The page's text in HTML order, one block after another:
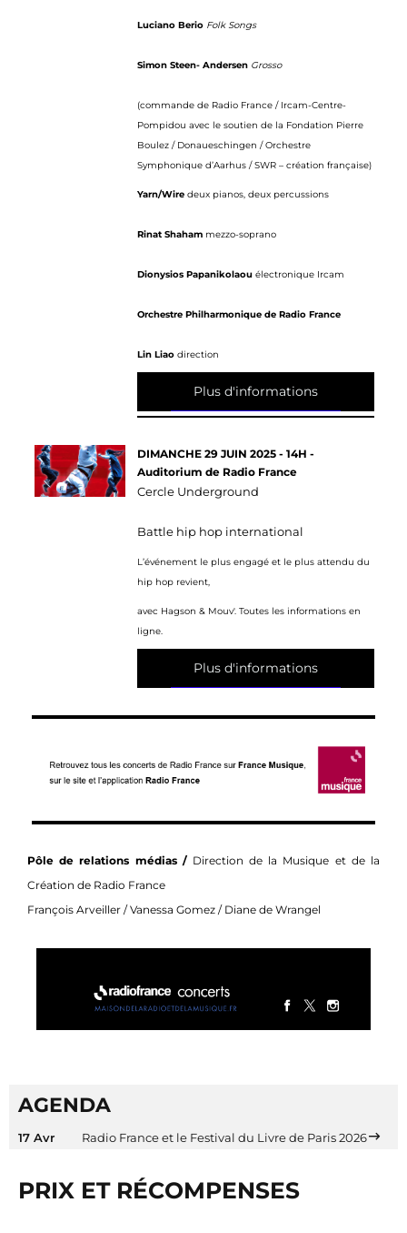
Luciano Berio Folk Songs
Simon Steen- Andersen Grosso
(commande de Radio France / Ircam-Centre-
Pompidou avec le soutien de la Fondation Pierre
Boulez / Donaueschingen / Orchestre
Symphonique d’Aarhus / SWR – création française)
Yarn/Wiredeux pianos, deux percussions
Rinat Shaham mezzo-soprano
Dionysios Papanikolaouélectronique Ircam
Orchestre Philharmonique de Radio France
Lin Liaodirection
Plus d'informations
DIMANCHE 29 JUIN 2025 - 14H -
Auditorium de Radio France
Cercle Underground
Battle hip hop international
L’événement le plus engagé et le plus attendu du
hip hop revient,
avec Hagson & Mouv'. Toutes les informations en
ligne.
Plus d'informations
Pôle de relations médias / Direction de la Musique et de la
Création de Radio France
François Arveiller / Vanessa Gomez / Diane de Wrangel
AGENDA
17 Avr Radio France et le Festival du Livre de Paris 2026
PRIX ET RÉCOMPENSES